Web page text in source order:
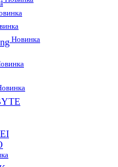
Новинка